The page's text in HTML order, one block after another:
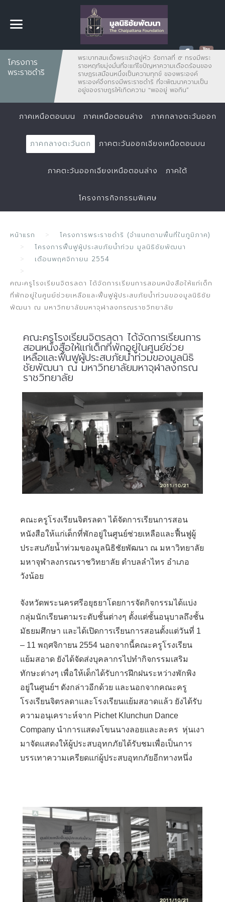
โครงการ
พระราชดำริ
พระบาทสมเด็จพระเจ้าอยู่หัว รัชกาลที่ ๙ ทรงมีพระ
ราชหฤทัยมุ่งมั่นที่จะแก้ไขปัญหาความเดือดร้อนของ
ราษฏรเสมือนหนึ่งเป็นความทุกข์ ของพระองค์
พระองค์จึงทรงมีพระราชดำริ ที่จะพัฒนาความเป็น
อยู่ของราษฎรให้เกิดความ "พออยู่ พอกิน”
ภาคเหนือตอนบน ภาคเหนือตอนล่าง ภาคกลางตะวันออก
ภาคกลางตะวันตก ภาคตะวันออกเฉียงเหนือตอนบน
ภาคตะวันออกเฉียงเหนือตอนล่าง ภาคใต้
โครงการกิจกรรมพิเศษ
หน้าแรก
โครงการพระราชดำริ (จำแนกตามพื้นที่ในภูมิภาค)
โครงการฟื้นฟูผู้ประสบภัยน้ำท่วม มูลนิธิชัยพัฒนา
เดือนพฤศจิกายน 2554
คณะครูโรงเรียนจิตรลดา ได้จัดการเรียนการสอนหนังสือให้แก่เด็ก
ที่พักอยู่ในศูนย์ช่วยเหลือและฟื้นฟูผู้ประสบภัยน้ำท่วมของมูลนิธิชัย
พัฒนา ณ มหาวิทยาลัยมหาจุฬาลงกรณราชวิทยาลัย
คณะครูโรงเรียนจิตรลดา ได้จัดการเรียนการ
สอนหนังสือให้แก่เด็กที่พักอยู่ในศูนย์ช่วย
เหลือและฟื้นฟูผู้ประสบภัยน้ำท่วมของมูลนิธิ
ชัยพัฒนา ณ มหาวิทยาลัยมหาจุฬาลงกรณ
ราชวิทยาลัย
คณะครูโรงเรียนจิตรลดา ได้จัดการเรียนการสอน
หนังสือให้แก่เด็กที่พักอยู่ในศูนย์ช่วยเหลือและฟื้นฟูผู้
ประสบภัยน้ำท่วมของมูลนิธิชัยพัฒนา ณ มหาวิทยาลัย
มหาจุฬาลงกรณราชวิทยาลัย ตำบลลำไทร อำเภอ
วังน้อย
จังหวัดพระนครศรีอยุธยาโดยการจัดกิจกรรมได้แบ่ง
กลุ่มนักเรียนตามระดับชั้นต่างๆ ตั้งแต่ชั้นอนุบาลถึงชั้น
มัธยมศึกษา และได้เปิดการเรียนการสอนตั้งแต่วันที่ 1
– 11 พฤศจิกายน 2554 นอกจากนี้คณะครูโรงเรียน
แย้มสอาด ยังได้จัดส่งบุคลากรไปทำกิจกรรมเสริม
ทักษะต่างๆ เพื่อให้เด็กได้รับการฝึกฝนระหว่างพักพิง
อยู่ในศูนย์ฯ ดังกล่าวอีกด้วย และนอกจากคณะครู
โรงเรียนจิตรลดาและโรงเรียนแย้มสอาดแล้ว ยังได้รับ
ความอนุเคราะห์จาก Pichet Klunchun Dance
Company นำการแสดงโขนนางลอยและละคร หุ่นเงา
มาจัดแสดงให้ผู้ประสบอุทกภัยได้รับชมเพื่อเป็นการ
บรรเทาความเครียดแก่ผู้ประสบอุทกภัยอีกทางหนึ่ง